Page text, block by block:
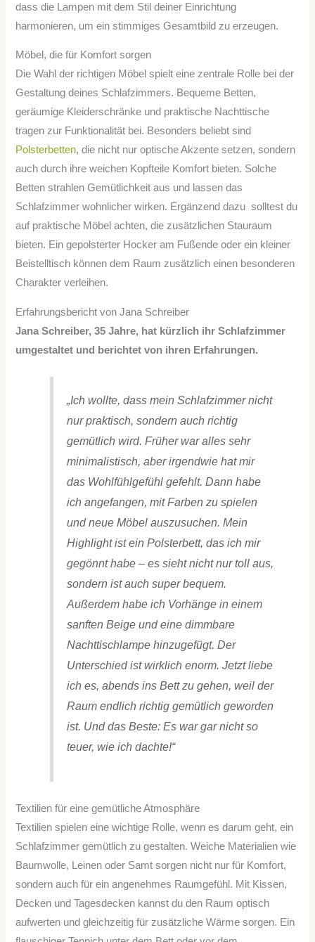
dass die Lampen mit dem Stil deiner Einrichtung
harmonieren, um ein stimmiges Gesamtbild zu erzeugen.
Möbel, die für Komfort sorgen
Die Wahl der richtigen Möbel spielt eine zentrale Rolle bei der
Gestaltung deines Schlafzimmers. Bequeme Betten,
geräumige Kleiderschränke und praktische Nachttische
tragen zur Funktionalität bei. Besonders beliebt sind
Polsterbetten, die nicht nur optische Akzente setzen, sondern
auch durch ihre weichen Kopfteile Komfort bieten. Solche
Betten strahlen Gemütlichkeit aus und lassen das
Schlafzimmer wohnlicher wirken. Ergänzend dazu solltest du
auf praktische Möbel achten, die zusätzlichen Stauraum
bieten. Ein gepolsterter Hocker am Fußende oder ein kleiner
Beistelltisch können dem Raum zusätzlich einen besonderen
Charakter verleihen.
Erfahrungsbericht von Jana Schreiber
Jana Schreiber, 35 Jahre, hat kürzlich ihr Schlafzimmer
umgestaltet und berichtet von ihren Erfahrungen.
„Ich wollte, dass mein Schlafzimmer nicht
nur praktisch, sondern auch richtig
gemütlich wird. Früher war alles sehr
minimalistisch, aber irgendwie hat mir
das Wohlfühlgefühl gefehlt. Dann habe
ich angefangen, mit Farben zu spielen
und neue Möbel auszusuchen. Mein
Highlight ist ein Polsterbett, das ich mir
gegönnt habe – es sieht nicht nur toll aus,
sondern ist auch super bequem.
Außerdem habe ich Vorhänge in einem
sanften Beige und eine dimmbare
Nachttischlampe hinzugefügt. Der
Unterschied ist wirklich enorm. Jetzt liebe
ich es, abends ins Bett zu gehen, weil der
Raum endlich richtig gemütlich geworden
ist. Und das Beste: Es war gar nicht so
teuer, wie ich dachte!“
Textilien für eine gemütliche Atmosphäre
Textilien spielen eine wichtige Rolle, wenn es darum geht, ein
Schlafzimmer gemütlich zu gestalten. Weiche Materialien wie
Baumwolle, Leinen oder Samt sorgen nicht nur für Komfort,
sondern auch für ein angenehmes Raumgefühl. Mit Kissen,
Decken und Tagesdecken kannst du den Raum optisch
aufwerten und gleichzeitig für zusätzliche Wärme sorgen. Ein